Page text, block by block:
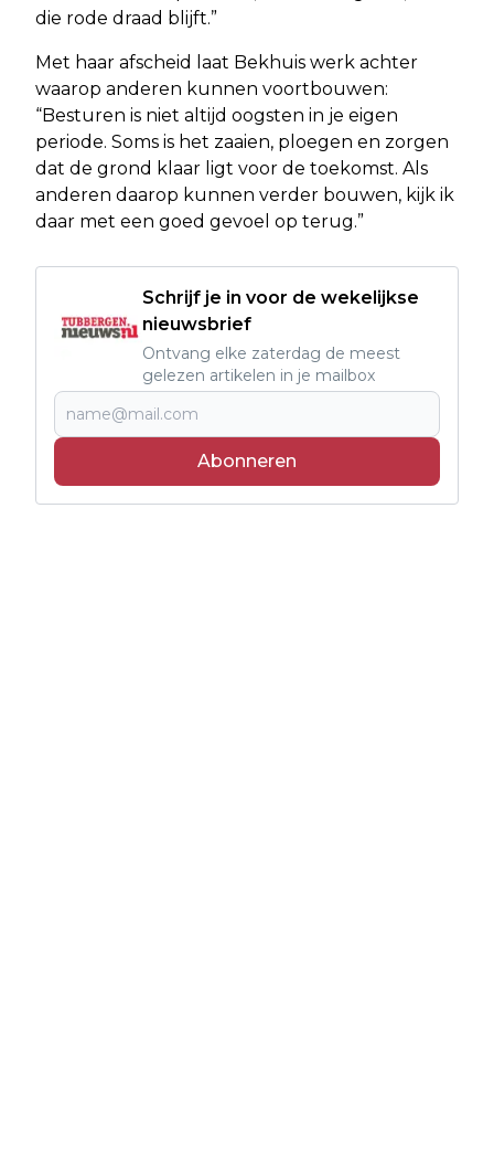
die rode draad blijft.”
Met haar afscheid laat Bekhuis werk achter
waarop anderen kunnen voortbouwen:
“Besturen is niet altijd oogsten in je eigen
periode. Soms is het zaaien, ploegen en zorgen
dat de grond klaar ligt voor de toekomst. Als
anderen daarop kunnen verder bouwen, kijk ik
daar met een goed gevoel op terug.”
Schrijf je in voor de wekelijkse
nieuwsbrief
Ontvang elke zaterdag de meest
gelezen artikelen in je mailbox
Abonneren